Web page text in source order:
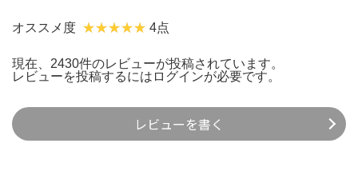
オススメ度 4点
現在、2430件のレビューが投稿されています。
レビューを投稿するには ログインが必要です。
レビューを書く